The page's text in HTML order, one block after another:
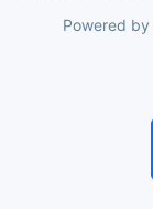
Powered by